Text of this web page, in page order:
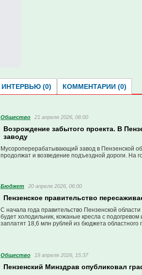
ИНТЕРВЬЮ (0) КОММЕНТАРИИ (0)
Общество 21 апреля 2026, 06:00
Возрождение забытого проекта. В
заводу
Мусороперерабатывающий завод в Пензенской
продолжат и возведение подъездной дороги. На
Бюджет 20 апреля 2026, 06:00
Пензенское правительство
С начала года правительство Пензенской
будет холодильник, кожаные кресла с
заплатят 18,6 млн рублей из бюджета областного
Общество 19 апреля 2026, 15:37
Пензенский Минздрав опубликовал